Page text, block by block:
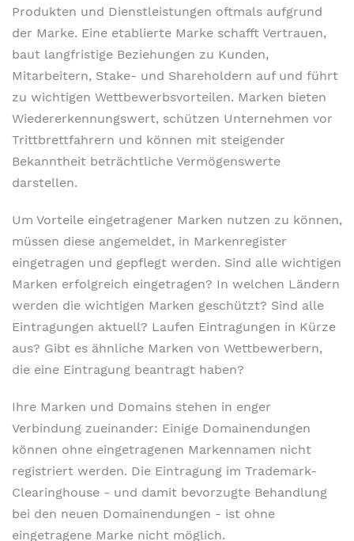
Produkten und Dienstleistungen oftmals aufgrund
der Marke. Eine etablierte Marke schafft Vertrauen,
baut langfristige Beziehungen zu Kunden,
Mitarbeitern, Stake- und Shareholdern auf und führt
zu wichtigen Wettbewerbsvorteilen. Marken bieten
Wiedererkennungswert, schützen Unternehmen vor
Trittbrettfahrern und können mit steigender
Bekanntheit beträchtliche Vermögenswerte
darstellen.
Um Vorteile eingetragener Marken nutzen zu können,
müssen diese angemeldet, in Markenregister
eingetragen und gepflegt werden. Sind alle wichtigen
Marken erfolgreich eingetragen? In welchen Ländern
werden die wichtigen Marken geschützt? Sind alle
Eintragungen aktuell? Laufen Eintragungen in Kürze
aus? Gibt es ähnliche Marken von Wettbewerbern,
die eine Eintragung beantragt haben?
Ihre Marken und Domains stehen in enger
Verbindung zueinander: Einige Domainendungen
können ohne eingetragenen Markennamen nicht
registriert werden. Die Eintragung im Trademark-
Clearinghouse - und damit bevorzugte Behandlung
bei den neuen Domainendungen - ist ohne
eingetragene Marke nicht möglich.